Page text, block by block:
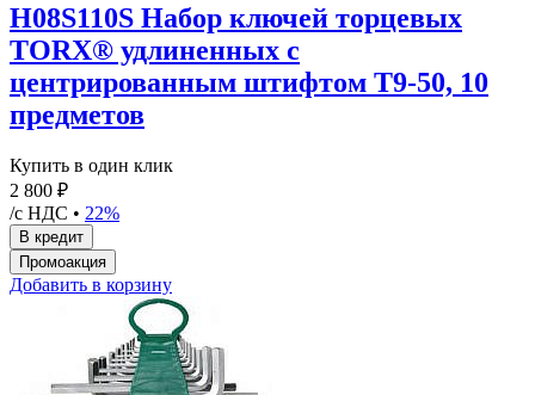
H08S110S Набор ключей торцевых
TORX® удлиненных с
центрированным штифтом Т9-50, 10
предметов
Купить в один клик
2 800 ₽
/с НДС • 22%
Добавить в корзину